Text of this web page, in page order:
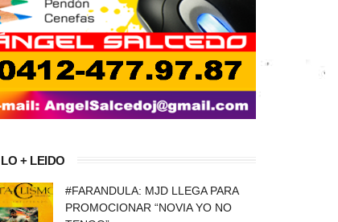
LO + LEIDO
#FARANDULA: MJD LLEGA PARA
PROMOCIONAR “NOVIA YO NO